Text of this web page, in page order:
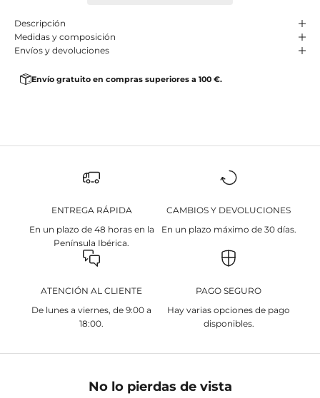
Descripción
Medidas y composición
Envíos y devoluciones
Envío gratuito en compras superiores a 100 €.
ENTREGA RÁPIDA
En un plazo de 48 horas en la
Península Ibérica.
CAMBIOS Y DEVOLUCIONES
En un plazo máximo de 30 días.
ATENCIÓN AL CLIENTE
De lunes a viernes, de 9:00 a
18:00.
PAGO SEGURO
Hay varias opciones de pago
disponibles.
No lo pierdas de vista